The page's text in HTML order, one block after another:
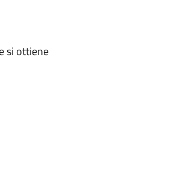
si ottiene